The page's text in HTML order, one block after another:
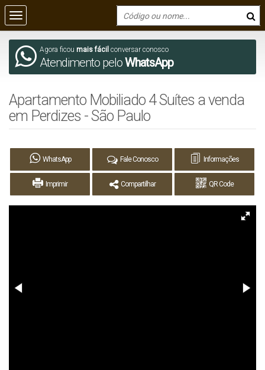
Agora ficou mais fácil conversar conosco
Atendimento peloWhatsApp
Apartamento Mobiliado 4 Suítes a venda
em Perdizes - São Paulo
WhatsApp Fale Conosco Informações
Imprimir Compartilhar QR Code